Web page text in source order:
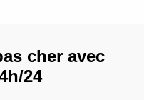
cher avec
24